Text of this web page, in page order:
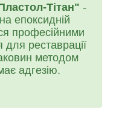
Тітан" -
епоксидній
професійними
реставрації
методом
адгезію.